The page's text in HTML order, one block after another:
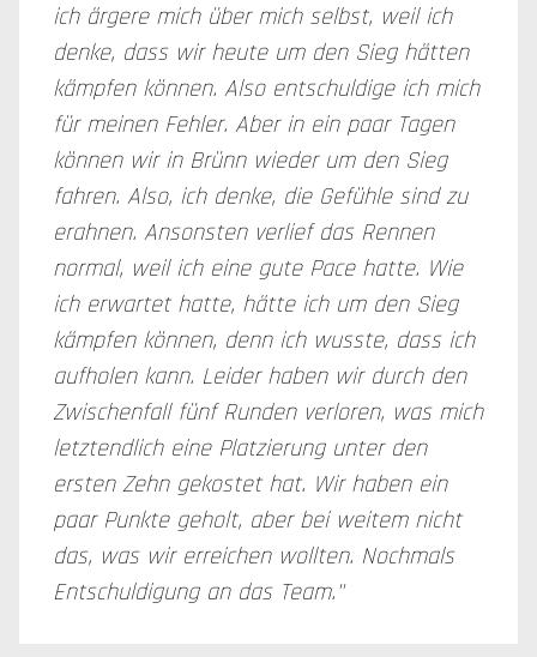
ich ärgere mich über mich selbst, weil ich
denke, dass wir heute um den Sieg hätten
kämpfen können. Also entschuldige ich mich
für meinen Fehler. Aber in ein paar Tagen
können wir in Brünn wieder um den Sieg
fahren. Also, ich denke, die Gefühle sind zu
erahnen. Ansonsten verlief das Rennen
normal, weil ich eine gute Pace hatte. Wie
ich erwartet hatte, hätte ich um den Sieg
kämpfen können, denn ich wusste, dass ich
aufholen kann. Leider haben wir durch den
Zwischenfall fünf Runden verloren, was mich
letztendlich eine Platzierung unter den
ersten Zehn gekostet hat. Wir haben ein
paar Punkte geholt, aber bei weitem nicht
das, was wir erreichen wollten. Nochmals
Entschuldigung an das Team."